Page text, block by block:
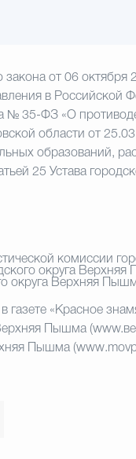
закона от 06
в Российской
№ 35-ФЗ «О
области от
образований,
25 Устава
комиссии
округа
округа Верхняя
газете «Красное
Пышма
Пышма (www.